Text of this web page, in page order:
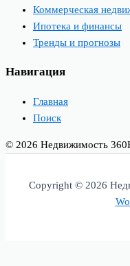
Коммерческая
Ипотека и финансы
Тренды и прогнозы
Навигация
Главная
Поиск
© 2026 Недвижимость 360
Copyright © 2026